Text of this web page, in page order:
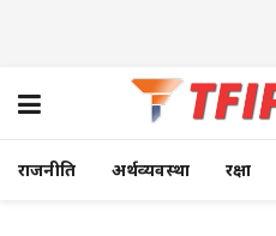
राजनीति अर्थव्यवस्था रक्षा